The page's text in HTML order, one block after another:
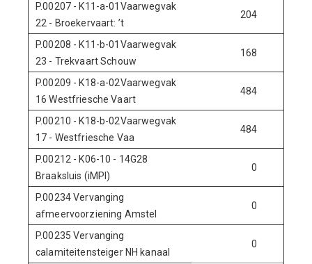
P.00207 - K11-a-01Vaarwegvak
22 - Broekervaart: ’t
204
P.00208 - K11-b-01Vaarwegvak
23 - Trekvaart Schouw
168
P.00209 - K18-a-02Vaarwegvak
16 Westfriesche Vaart
484
P.00210 - K18-b-02Vaarwegvak
17 - Westfriesche Vaa
484
P.00212 - K06-10 - 14G28
Braaksluis (iMPI)
0
P.00234 Vervanging
afmeervoorziening Amstel
0
P.00235 Vervanging
calamiteitensteiger NH kanaal
0